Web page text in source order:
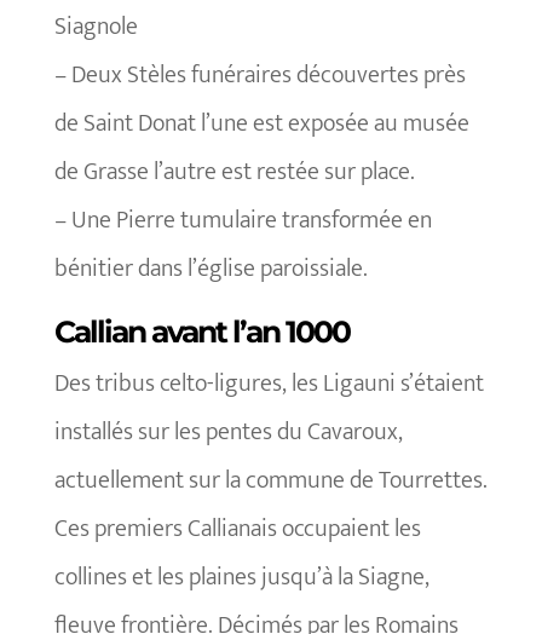
Siagnole
– Deux Stèles funéraires découvertes près
de Saint Donat l’une est exposée au musée
de Grasse l’autre est restée sur place.
– Une Pierre tumulaire transformée en
bénitier dans l’église paroissiale.
Callian avant l’an 1000
Des tribus celto-ligures, les Ligauni s’étaient
installés sur les pentes du Cavaroux,
actuellement sur la commune de Tourrettes.
Ces premiers Callianais occupaient les
collines et les plaines jusqu’à la Siagne,
fleuve frontière. Décimés par les Romains